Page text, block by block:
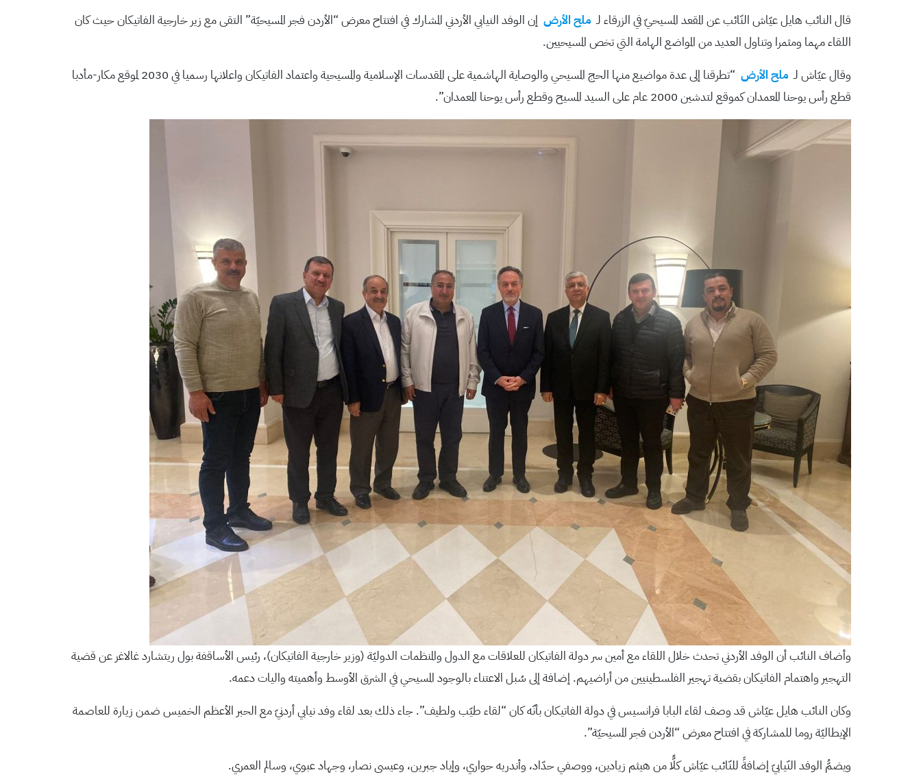
قال النائب هايل عيّاش النّائب عن المقعد المسيحيّ في الزرقاء لـ ملح الأرض إن الوفد النيابي الأردني المشارك في افتتاح معرض “الأردن فجر المسيحيّة” التقى مع زير خارجية الفاتيكان حيث كان
اللقاء مهما ومثمرا وتناول العديد من المواضع الهامة التي تخص المسيحيين.
وقال عيّاش لـ ملح الأرض
“تطرقنا إلى عدة مواضيع منها الحج المسيحي والوصاية الهاشمية على المقدسات الإسلامية والمسيحية واعتماد الفاتيكان واعلانها رسميا في 2030 لموقع مكار-مأدبا
قطع رأس يوحنا المعمدان كموقع لتدشين 2000 عام على السيد المسيح وقطع رأس يوحنا المعمدان”.
وأضاف النائب أن الوفد الأردني تحدث خلال اللقاء مع أمين سر دولة الفاتيكان للعلاقات مع الدول والمنظمات الدوليّة (وزير خارجية الفاتيكان)، رئيس الأساقفة بول ريتشارد غالاغر عن قضية
التهجير واهتمام الفاتيكان بقضية تهجير الفلسطينيين من أراضيهم. إضافة إلى سُبل الاعتناء بالوجود المسيحي في الشرق الأوسط وأهميته واليات دعمه.
وكان النائب هايل عيّاش قد وصف لقاء البابا فرانسيس في دولة الفاتيكان بأنّه كان “لقاء طيّب ولطيف”. جاء ذلك بعد لقاء وفد نيابي أردنيّ مع الحبر الأعظم الخميس ضمن زيارة للعاصمة
الإيطاليّة روما للمشاركة في افتتاح معرض “الأردن فجر المسيحيّة”.
ويضمُّ الوفد النّيابيّ إضافةً للنّائب عيّاش كلًّا من هيثم زيادين، ووصفي حدّاد، وأندريه حواري، وإياد جبرين، وعيسى نصار، وجهاد عبوي، وسالم العمري.